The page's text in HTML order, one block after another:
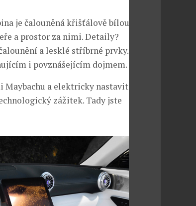
je čalouněná křišťálově bílou kůží
a prostor za nimi. Detaily?
a lesklé stříbrné prvky.
i povznášejícím dojmem.
a elektricky nastavitelný
zážitek. Tady jste